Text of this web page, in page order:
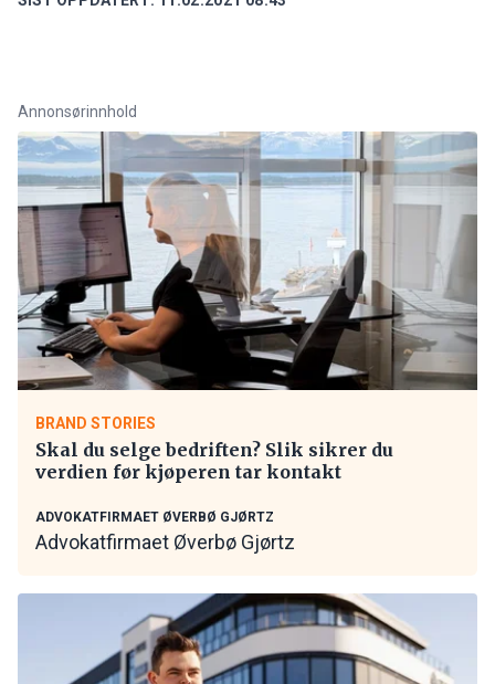
Annonsørinnhold
BRAND STORIES
Skal du selge bedriften? Slik sikrer du
verdien før kjøperen tar kontakt
ADVOKATFIRMAET ØVERBØ GJØRTZ
Advokatfirmaet Øverbø Gjørtz